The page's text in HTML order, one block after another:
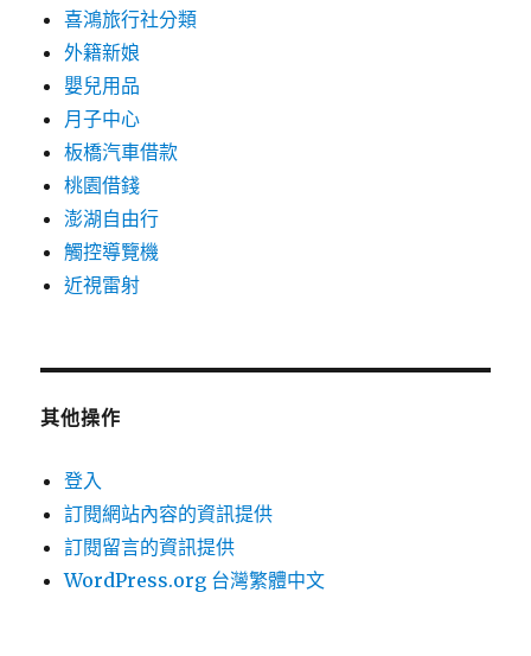
喜鴻旅行社分類
外籍新娘
嬰兒用品
月子中心
板橋汽車借款
桃園借錢
澎湖自由行
觸控導覽機
近視雷射
其他操作
登入
訂閱網站內容的資訊提供
訂閱留言的資訊提供
WordPress.org 台灣繁體中文